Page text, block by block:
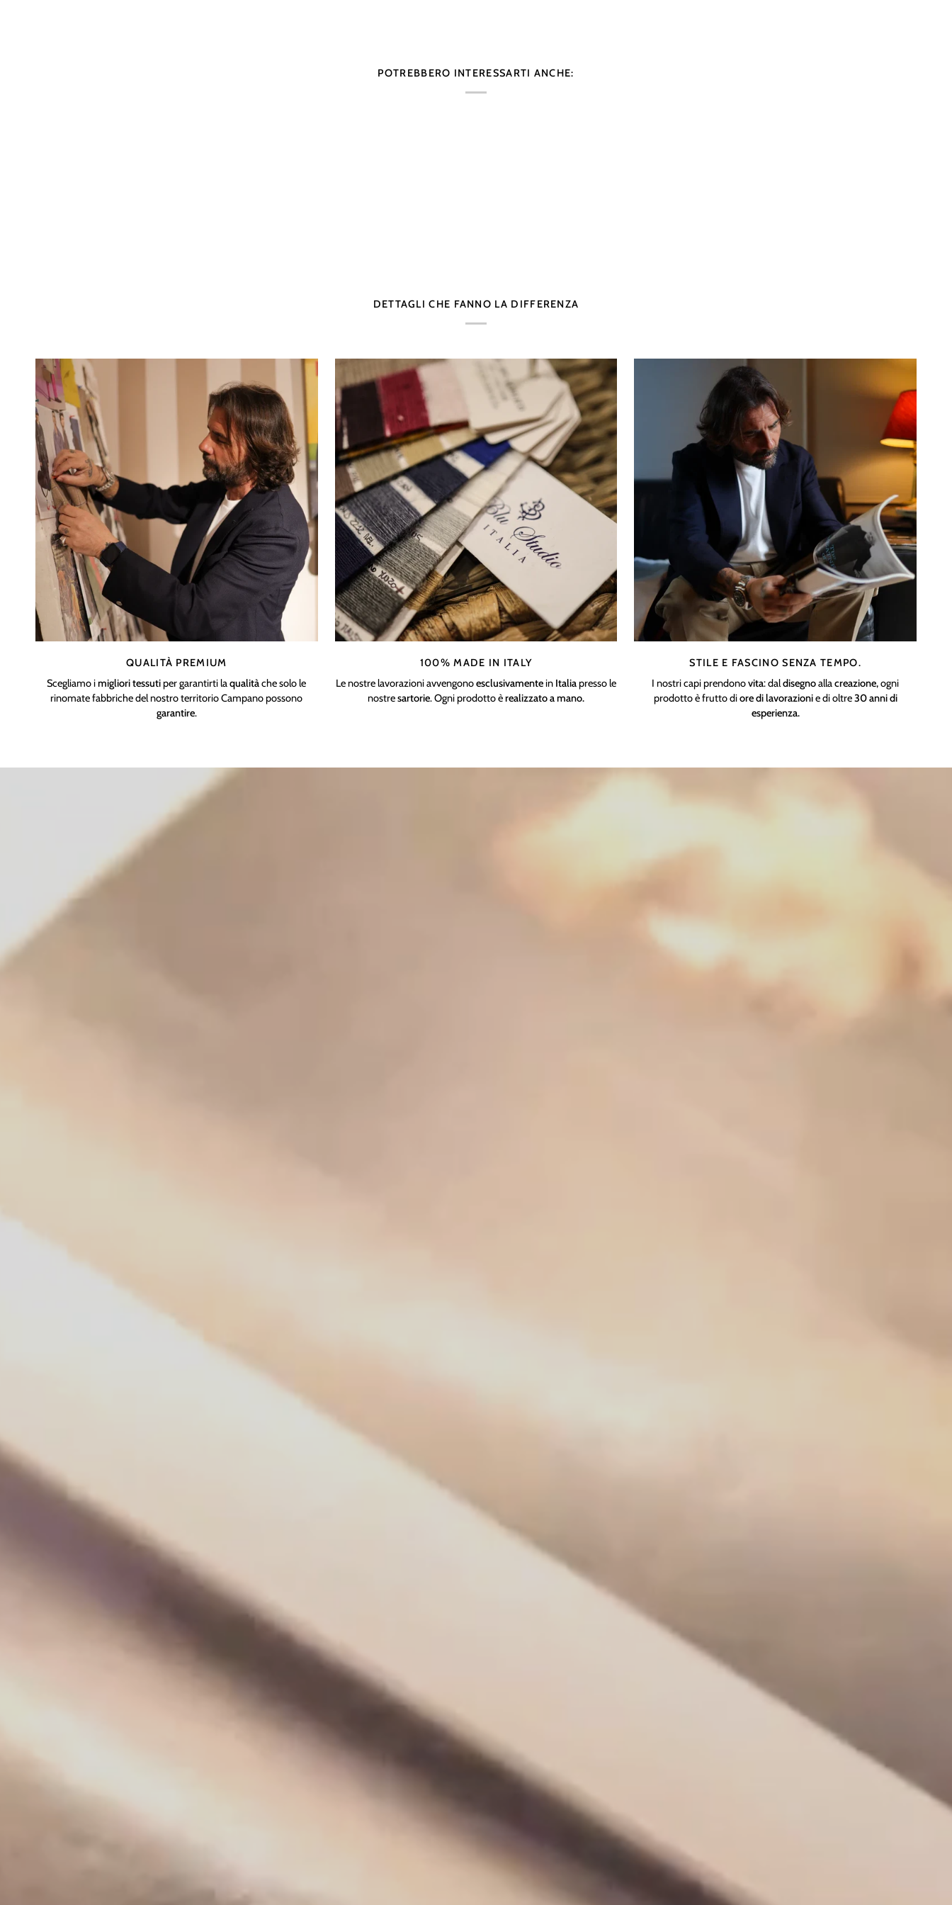
POTREBBERO INTERESSARTI ANCHE:
DETTAGLI CHE FANNO LA DIFFERENZA
QUALITÀ PREMIUM
Scegliamo imigliori tessutiper garantirti laqualitàche solo le
rinomate fabbriche del nostro territorio Campano possono
garantire.
100% MADE IN ITALY
Le nostre lavorazioni avvengonoesclusivamentein Italiapresso le
nostresartorie. Ogni prodotto èrealizzato a mano.
STILE E FASCINO SENZA TEMPO.
I nostri capi prendonovita: daldisegnoallacreazione,ogni
prodotto è frutto diore di lavorazionie di oltre30 anni di
esperienza.